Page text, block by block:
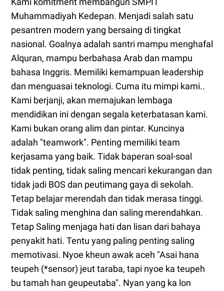
Muhammadiyah Kedepan. Menjadi salah satu
pesantren modern yang bersaing di tingkat
nasional. Goalnya adalah santri mampu menghafal
Alquran, mampu berbahasa Arab dan mampu
bahasa Inggris. Memiliki kemampuan leadership
dan menguasai teknologi. Cuma itu mimpi kami..
Kami berjanji, akan memajukan lembaga
mendidikan ini dengan segala keterbatasan kami.
Kami bukan orang alim dan pintar. Kuncinya
adalah "teamwork". Penting memiliki team
kerjasama yang baik. Tidak baperan soal-soal
tidak penting, tidak saling mencari kekurangan dan
tidak jadi BOS dan peutimang gaya di sekolah.
Tetap belajar merendah dan tidak merasa tinggi.
Tidak saling menghina dan saling merendahkan.
Tetap Saling menjaga hati dan lisan dari bahaya
penyakit hati. Tentu yang paling penting saling
memotivasi. Nyoe kheun awak aceh "Asai hana
teupeh (*sensor) jeut taraba, tapi nyoe ka teupeh
bu tamah han geupeutaba". Nyan yang ka lon